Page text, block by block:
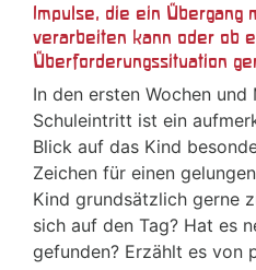
Impulse, die ein Übergang
verarbeiten kann oder ob
Überforderungssituation
In den ersten Wochen und
Schuleintritt ist ein
Blick auf das Kind
Zeichen für einen
Kind grundsätzlich gerne
sich auf den Tag? Hat es
gefunden? Erzählt es von